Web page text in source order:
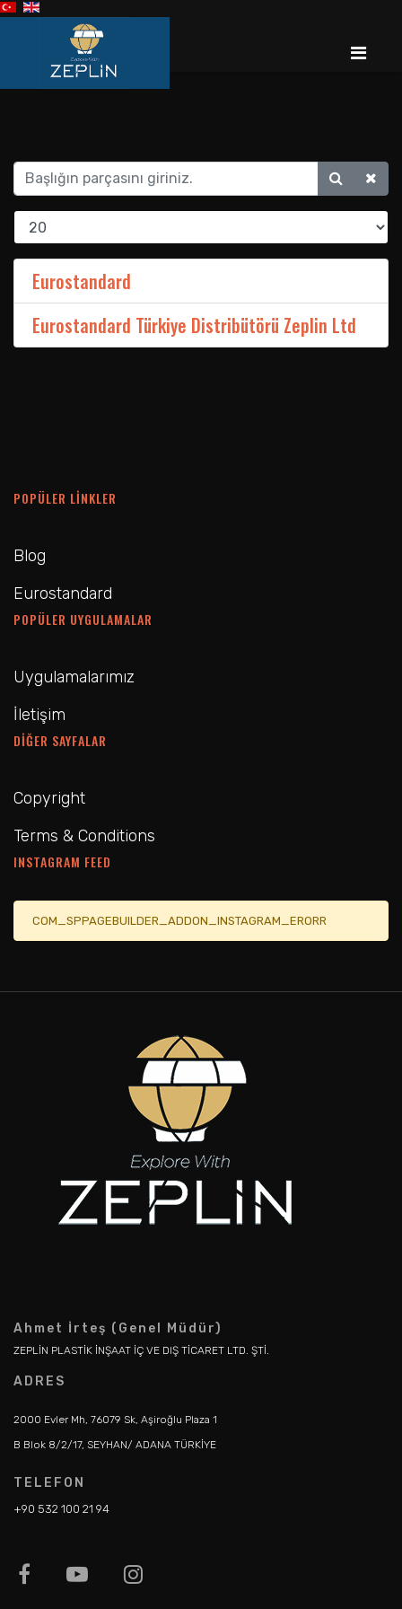
Eurostandard
Eurostandard Türkiye Distribütörü Zeplin Ltd
POPÜLER LINKLER
Blog
Eurostandard
POPÜLER UYGULAMALAR
Uygulamalarımız
İletişim
DIĞER SAYFALAR
Copyright
Terms & Conditions
INSTAGRAM FEED
COM_SPPAGEBUILDER_ADDON_INSTAGRAM_ERORR
Ahmet İrteş (Genel Müdür)
ZEPLİN PLASTİK İNŞAAT İÇ VE DIŞ TİCARET LTD. ŞTİ.
ADRES
2000 Evler Mh, 76079 Sk, Aşiroğlu Plaza 1
B Blok 8/2/17, SEYHAN/ ADANA TÜRKİYE
TELEFON
+90 532 100 21 94